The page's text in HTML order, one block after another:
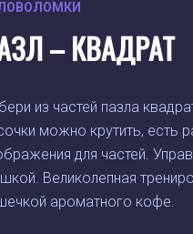
– КВАДРАТ
из частей пазла
можно крутить, есть
для частей.
Великолепная
ароматного кофе.